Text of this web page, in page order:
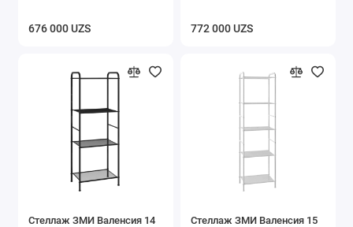
676 000 UZS 772 000 UZS
Стеллаж ЗМИ Валенсия 14
Стеллаж ЗМИ Валенсия 15